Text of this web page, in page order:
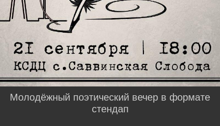
Молодёжный поэтический вечер в формате
стендап